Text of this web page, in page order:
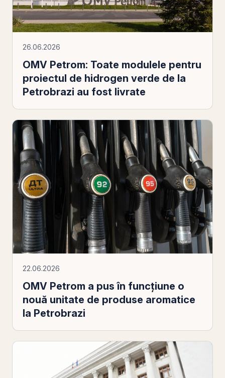
26.06.2026
OMV Petrom: Toate modulele pentru
proiectul de hidrogen verde de la
Petrobrazi au fost livrate
22.06.2026
OMV Petrom a pus în funcţiune o
nouă unitate de produse aromatice
la Petrobrazi